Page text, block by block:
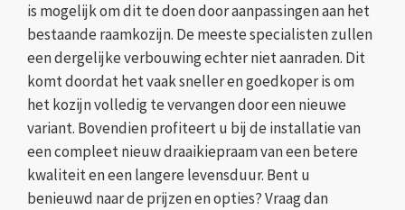
is mogelijk om dit te doen door aanpassingen aan het
bestaande raamkozijn. De meeste specialisten zullen
een dergelijke verbouwing echter niet aanraden. Dit
komt doordat het vaak sneller en goedkoper is om
het kozijn volledig te vervangen door een nieuwe
variant. Bovendien profiteert u bij de installatie van
een compleet nieuw draaikiepraam van een betere
kwaliteit en een langere levensduur. Bent u
benieuwd naar de prijzen en opties? Vraag dan